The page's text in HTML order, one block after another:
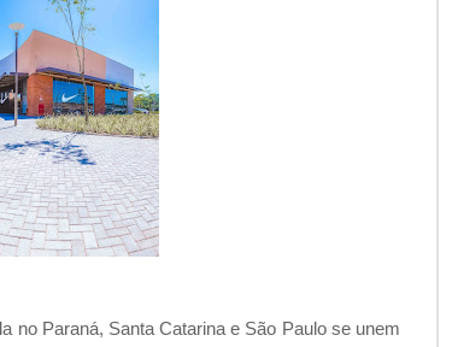
no Paraná, Santa Catarina e São Paulo se unem